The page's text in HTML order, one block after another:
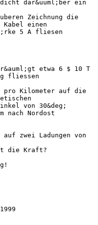
dar&uuml;ber ein
Zeichnung die
Kabel einen
5 A fliesen
etwa 6 $ 10 T
fliessen
pro Kilometer auf die
von 30&deg;
nach Nordost
zwei Ladungen von
die Kraft?